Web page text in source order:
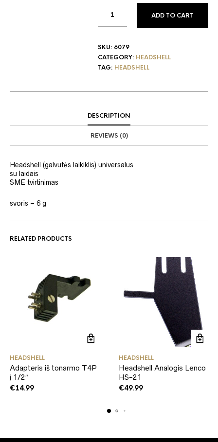
ADD TO CART
SKU: 6079
CATEGORY: HEADSHELL
TAG: HEADSHELL
DESCRIPTION
REVIEWS (0)
Headshell (galvutės laikiklis) universalus
su laidais
SME tvirtinimas
svoris – 6 g
RELATED PRODUCTS
HEADSHELL
Adapteris iš tonarmo T4P
į 1/2″
€14.99
HEADSHELL
Headshell Analogis Lenco
HS-21
€49.99